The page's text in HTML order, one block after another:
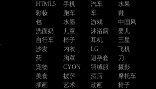
HTML5
手机 汽车
水果
彩妆
跑车 车
鞋
包
水墨 游戏
中国风
洗面奶
儿童 沐浴露
婴儿
自行车
椅子 耳机
三星
沙发
内衣 LG
飞机
药
胸罩 避孕套
刀
宠物
CYON 羽绒服
摄影
美食
披萨 酒店
摩托车
插画
艺术 动画
椅子